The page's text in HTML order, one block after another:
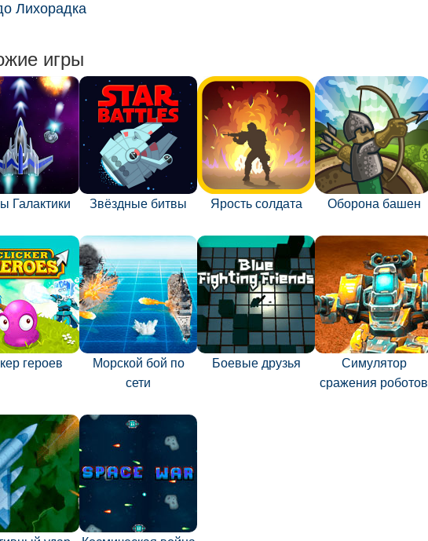
Лихорадка
игры
Галактики Звёздные битвы Ярость солдата Оборона башен
героев
Морской бой по
сети
Боевые друзья
Симулятор
сражения роботов